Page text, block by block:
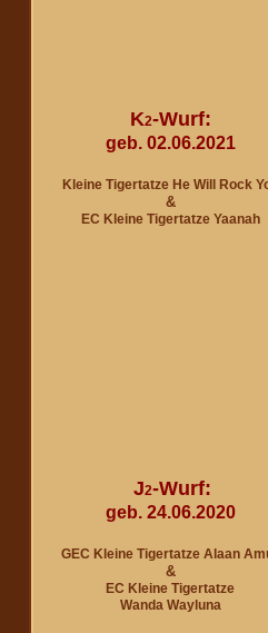
K2-Wurf:
geb. 02.06.2021
Kleine Tigertatze He Will Rock
&
EC Kleine Tigertatze Yaanah
J2-Wurf:
geb. 24.06.2020
GEC Kleine Tigertatze Alaan
&
EC Kleine Tigertatze
Wanda Wayluna